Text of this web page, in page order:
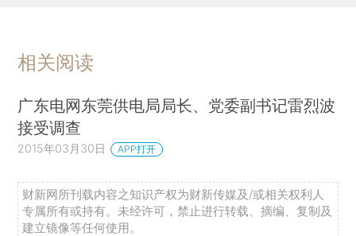
相关阅读
广东电网东莞供电局局长、党委副书记雷烈波
接受调查
2015年03月30日 APP打开
财新网所刊载内容之知识产权为财新传媒及/或相关权利人
专属所有或持有。未经许可，禁止进行转载、摘编、复制及
建立镜像等任何使用。